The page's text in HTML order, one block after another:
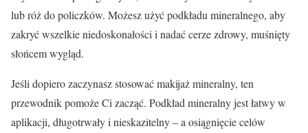
lub róż do policzków. Możesz użyć podkładu mineralnego, aby
zakryć wszelkie niedoskonałości i nadać cerze zdrowy, muśnięty
słońcem wygląd.
Jeśli dopiero zaczynasz stosować makijaż mineralny, ten
przewodnik pomoże Ci zacząć. Podkład mineralny jest łatwy w
aplikacji, długotrwały i nieskazitelny – a osiągnięcie celów